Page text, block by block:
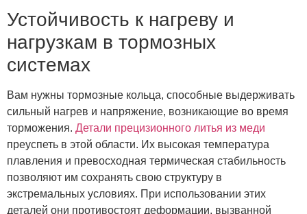
Устойчивость к нагреву и
нагрузкам в тормозных
системах
Вам нужны тормозные кольца, способные выдерживать
сильный нагрев и напряжение, возникающие во время
торможения. Детали прецизионного литья из меди
преуспеть в этой области. Их высокая температура
плавления и превосходная термическая стабильность
позволяют им сохранять свою структуру в
экстремальных условиях. При использовании этих
деталей они противостоят деформации, вызванной